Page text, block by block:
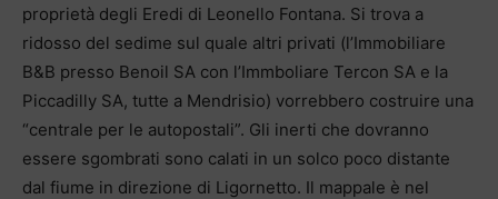
proprietà degli Eredi di Leonello Fontana. Si trova a
ridosso del sedime sul quale altri privati (l’Immobiliare
B&B presso Benoil SA con l’Immboliare Tercon SA e la
Piccadilly SA, tutte a Mendrisio) vorrebbero costruire una
“centrale per le autopostali”. Gli inerti che dovranno
essere sgombrati sono calati in un solco poco distante
dal fiume in direzione di Ligornetto. Il mappale è nel